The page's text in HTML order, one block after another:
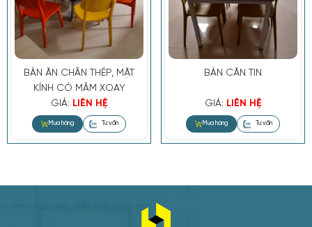
BÀN ĂN CHÂN THÉP, MẶT
KÍNH CÓ MÂM XOAY
GIÁ: LIÊN HỆ
BÀN CĂN TIN
GIÁ: LIÊN HỆ